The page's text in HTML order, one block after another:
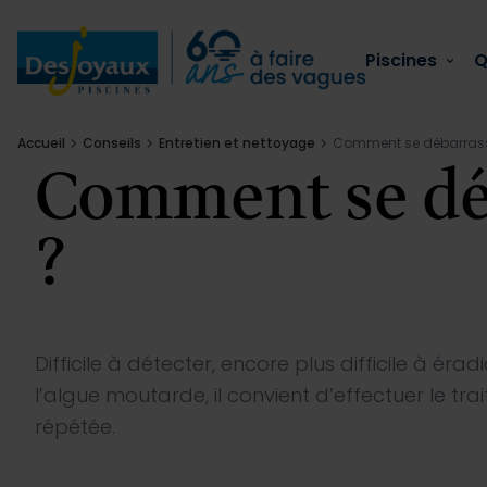
Piscines
Piscines
Piscines extérieures
Piscines en kit
Piscines collectives
Qui sommes nous
L’esprit Desjoyaux
Notre savoir-faire
Actualités
Équipements
Sécurité piscine
Confort
Entretien
Réaménager sa piscine
Fuite de votre piscine
Voir tout
Piscines
Qui sommes nous
Équipements
Accueil Conseils Entretien et nettoyage Comment se
Comment se
?
Difficile à détecter, encore plus difficile à
l’algue moutarde, il convient d’effectuer le
répétée.